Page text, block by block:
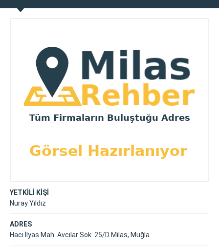
YETKİLİ KİŞİ
Nuray Yıldız
ADRES
Hacı İlyas Mah. Avcılar Sok. 25/D Milas, Muğla